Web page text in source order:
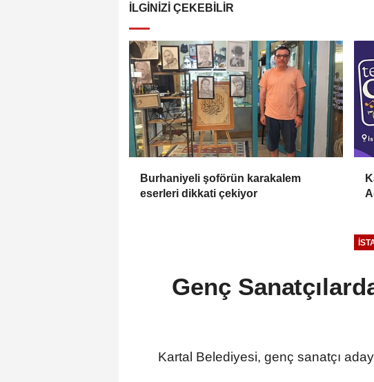
İLGINIZI ÇEKEBILIR
Burhaniyeli şoförün karakalem
eserleri dikkati çekiyor
Genç
Kartal Belediyesi, genç sanatçı